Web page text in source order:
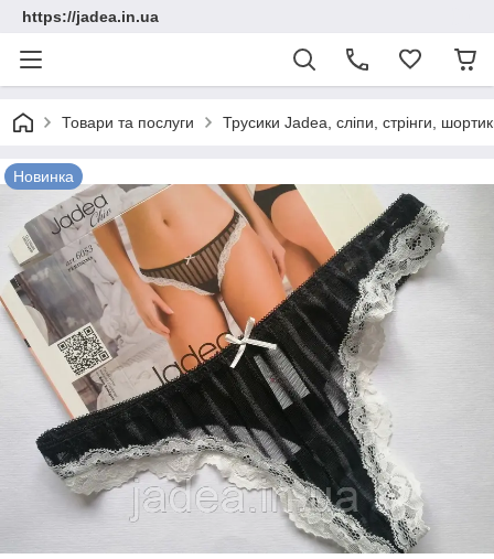
https://jadea.in.ua
Товари та послуги Трусики Jadea, сліпи, стрінги,
Новинка